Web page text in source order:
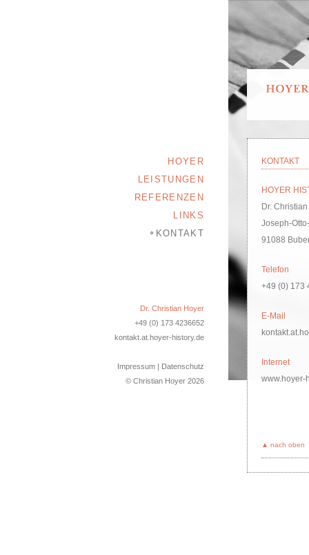
HOYER
LEISTUNGEN
REFERENZEN
LINKS
KONTAKT
Dr. Christian Hoyer
+49 (0) 173 4236652
kontakt.at.hoyer-history.de
Impressum | Datenschutz
© Christian Hoyer 2026
KONTAKT
HOYER
Dr.
Joseph-
91088
Telefon
+49 (0) 173
E-Mail
Internet
www.hoyer-
▲ nach oben